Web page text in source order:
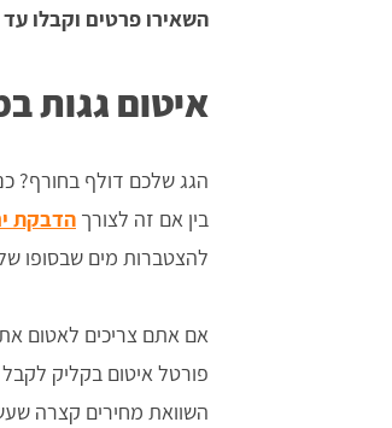
השאירו פרטים וקבלו
איטום גגות
הגג שלכם דולף בחורף?
בין אם זה לצורך הדבקת
להצטברות מים שבסופו
אם אתם צריכים לאטום את
פורטל איטום בקליק
השוואת מחירים קצרה